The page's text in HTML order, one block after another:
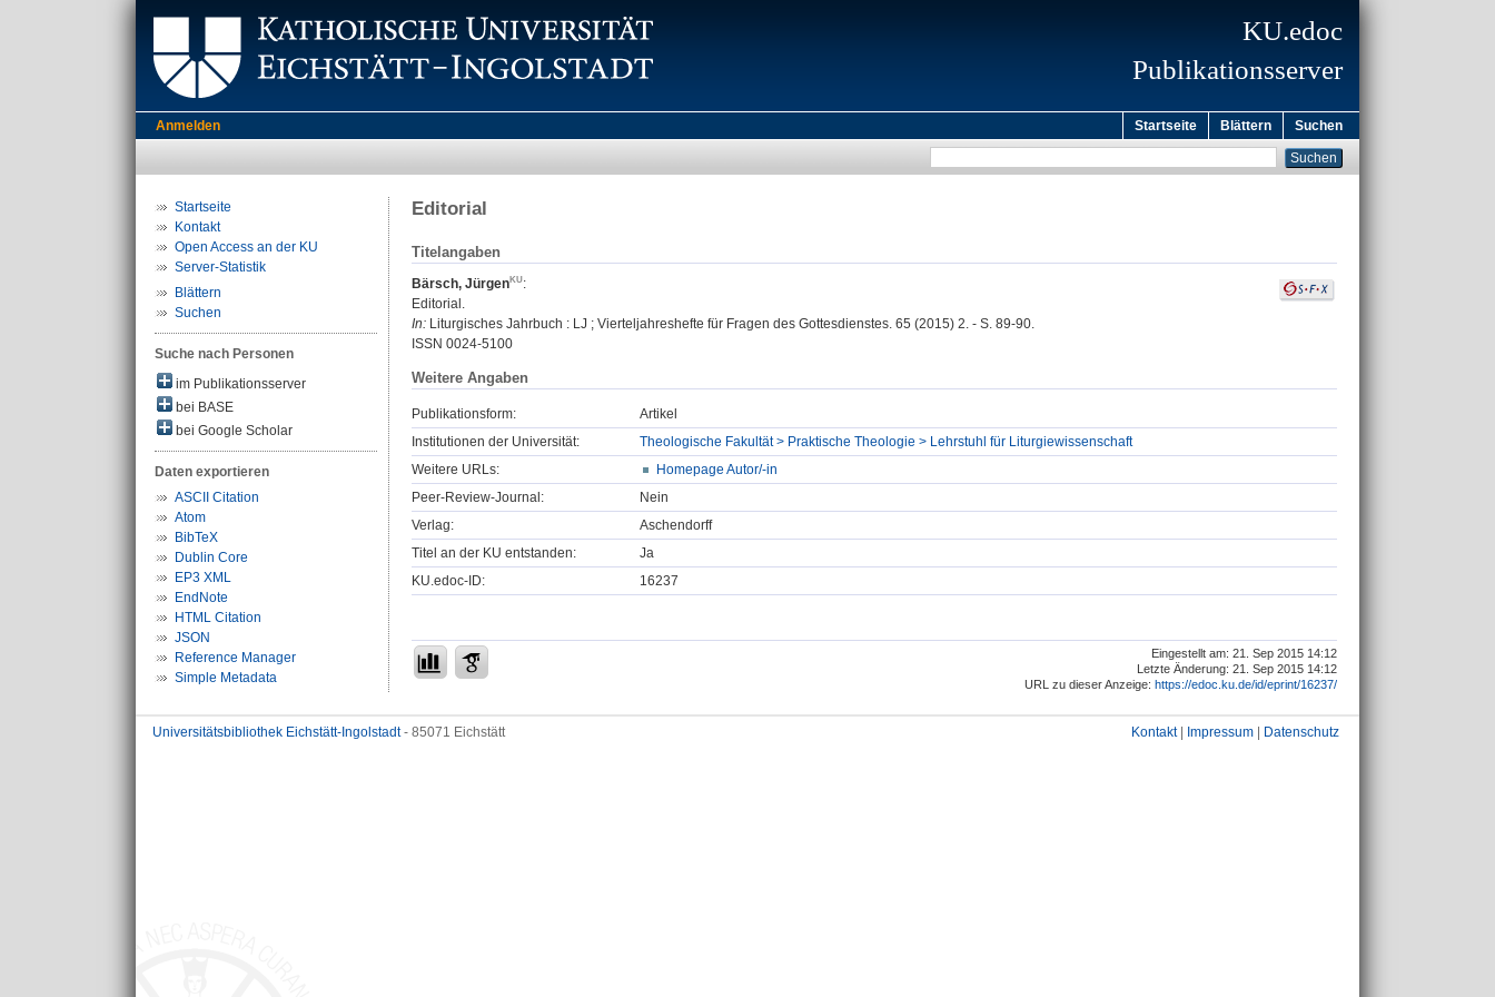
KU.edoc
Publikationsserver
Anmelden Startseite Blättern Suchen
Startseite
Kontakt
Open Access an der KU
Server-Statistik
Blättern
Suchen
Suche nach Personen
im Publikationsserver
bei BASE
bei Google Scholar
Daten exportieren
ASCII Citation
Atom
BibTeX
Dublin Core
EP3 XML
EndNote
HTML Citation
JSON
Reference Manager
Simple Metadata
Editorial
Titelangaben
Bärsch, Jürgen
:
Editorial.
In: Liturgisches Jahrbuch : LJ ; Vierteljahreshefte für Fragen des Gottesdienstes. 65 (2015) 2. - S. 89-90.
ISSN 0024-5100
Weitere Angaben
Publikationsform:
Artikel
Institutionen der Universität:
Theologische Fakultät > Praktische Theologie > Lehrstuhl für Liturgiewissenschaft
Weitere URLs:
Homepage Autor/-in
Peer-Review-Journal:
Nein
Verlag:
Aschendorff
Titel an der KU entstanden:
Ja
KU.edoc-ID:
16237
Eingestellt am: 21. Sep 2015 14:12
Letzte Änderung: 21. Sep 2015 14:12
URL zu dieser Anzeige: https://edoc.ku.de/id/eprint/16237/
Universitätsbibliothek Eichstätt-Ingolstadt- 85071 Eichstätt Kontakt| Impressum Datenschutz